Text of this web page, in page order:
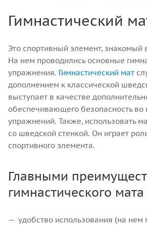
Гимнастический
Это спортивный элемент, знакомый
На нем проводились основные
упражнения. Гимнастический мат
дополнением к классической
выступает в качестве
обеспечивающего безопасность
упражнений. Также, использовать
со шведской стенкой. Он играет
спортивного элемента.
Главными
гимнастического
удобство использования (на нем